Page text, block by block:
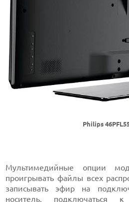
Philips
Мультимедийные опции
проигрывать файлы всех
записывать эфир на
носитель, подключаться